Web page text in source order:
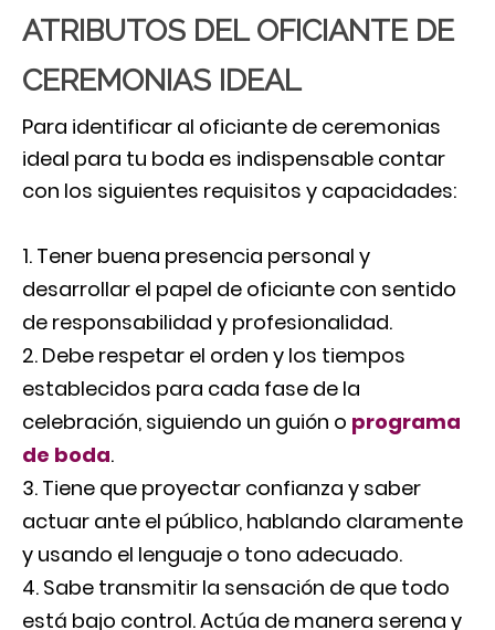
ATRIBUTOS DEL OFICIANTE DE
CEREMONIAS IDEAL
Para identificar al oficiante de ceremonias
ideal para tu boda es indispensable contar
con los siguientes requisitos y capacidades:
Tener buena presencia personal y
desarrollar el papel de oficiante con sentido
de responsabilidad y profesionalidad.
Debe respetar el orden y los tiempos
establecidos para cada fase de la
celebración, siguiendo un guión o programa
de boda.
Tiene que proyectar confianza y saber
actuar ante el público, hablando claramente
y usando el lenguaje o tono adecuado.
Sabe transmitir la sensación de que todo
está bajo control. Actúa de manera serena y